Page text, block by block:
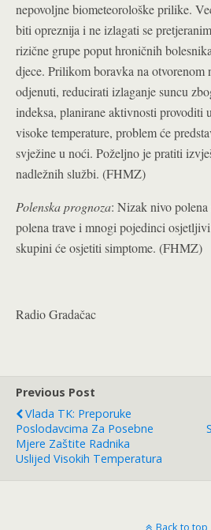
nepovoljne biometeorološke prilike.
biti opreznija i ne izlagati se
rizične grupe poput hroničnih
djece. Prilikom boravka na otvorenom
odjenuti, reducirati izlaganje suncu
indeksa, planirane aktivnosti provoditi
visoke temperature, problem će
svježine u noći. Poželjno je pratiti
nadležnih službi. (FHMZ)
Polenska prognoza: Nizak nivo
polena trave i mnogi pojedinci
skupini će osjetiti simptome. (FHMZ)
Radio Gradačac
Previous Post
Vlada TK: Preporuke
Poslodavcima Za Posebne
Mjere Zaštite Radnika
Uslijed Visokih Temperatura
Back to top